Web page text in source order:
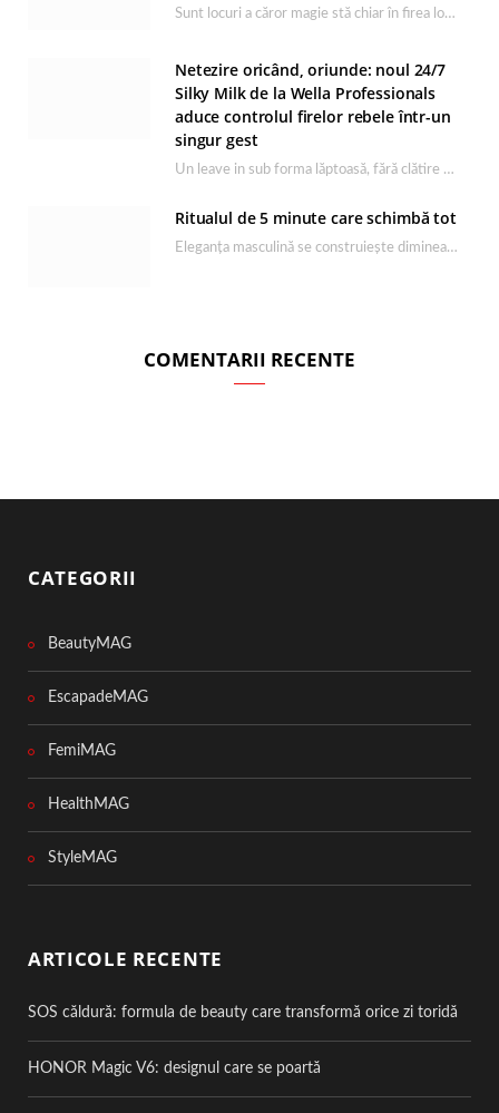
Sunt locuri a căror magie stă chiar în firea lor naturală, iar Lacul Ursu din…
Netezire oricând, oriunde: noul 24/7
Silky Milk de la Wella Professionals
aduce controlul firelor rebele într-un
singur gest
Un leave in sub forma lăptoasă, fără clătire care completează rutina Ultimate Smooth și transformă…
Ritualul de 5 minute care schimbă tot
Eleganța masculină se construiește dimineața, în câteva minute și cu produsele potrivite. O rutină de…
COMENTARII RECENTE
CATEGORII
BeautyMAG
EscapadeMAG
FemiMAG
HealthMAG
StyleMAG
ARTICOLE RECENTE
SOS căldură: formula de beauty care transformă orice zi toridă
HONOR Magic V6: designul care se poartă